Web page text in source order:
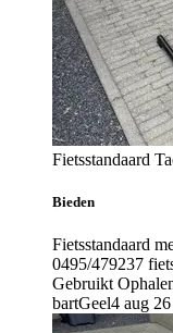
Fietsstandaard
Bieden
Fietsstandaard
0495/479237
Gebruikt
bartGeel4 aug 26